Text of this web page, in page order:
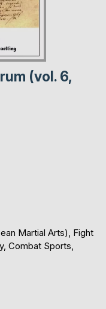
(vol. 6,
Martial Arts), Fight
Combat Sports,